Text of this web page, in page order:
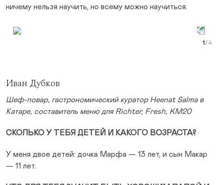
ничему нельзя научить, но всему можно научиться.
Next Slide
Иван Дубков
Шеф-повар, гастрономический куратор Heenat Salma в
Катаре, составитель меню для Richter, Fresh, KM20
СКОЛЬКО У ТЕБЯ ДЕТЕЙ И КАКОГО ВОЗРАСТА?
У меня двое детей: дочка Марфа — 13 лет, и сын Макар
— 11 лет.